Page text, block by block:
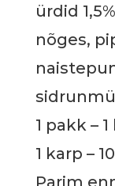
ürdid
nõges,
1 pakk – 1
1 karp –
Parim